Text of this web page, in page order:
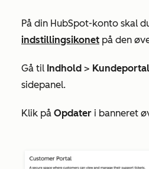
På din HubSpot-konto skal
indstillingsikonet på den
Gå til Indhold > Kundeportal
sidepanel.
Klik på Opdater i banneret